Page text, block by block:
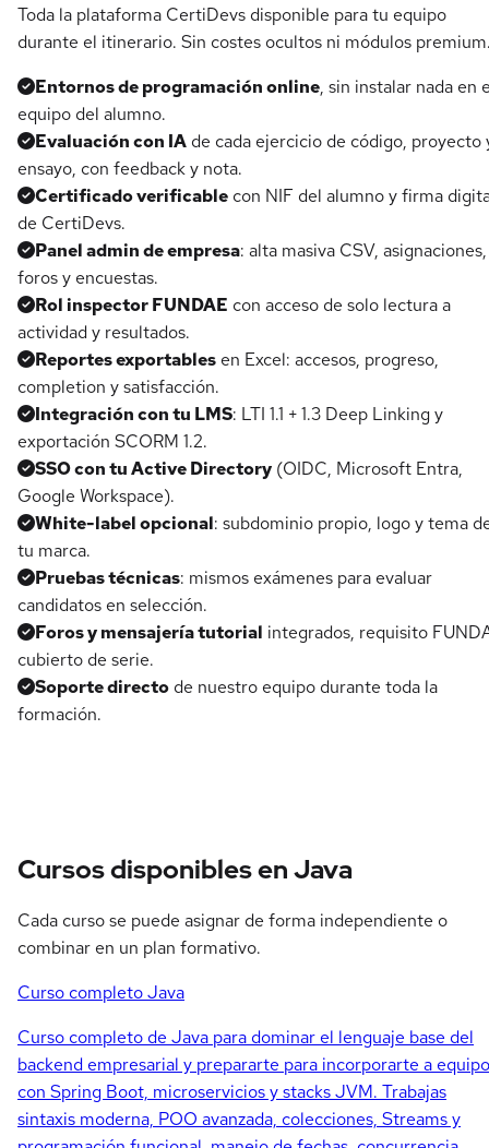
Toda la plataforma CertiDevs disponible para tu equipo
durante el itinerario. Sin costes ocultos ni módulos
Entornos de programación online, sin instalar nada en
equipo del alumno.
Evaluación con IA de cada ejercicio de código, proyecto
ensayo, con feedback y nota.
Certificado verificable con NIF del alumno y firma
de CertiDevs.
Panel admin de empresa: alta masiva CSV, asignaciones,
foros y encuestas.
Rol inspector FUNDAE con acceso de solo lectura a
actividad y resultados.
Reportes exportables en Excel: accesos, progreso,
completion y satisfacción.
Integración con tu LMS: LTI 1.1 + 1.3 Deep Linking y
exportación SCORM 1.2.
SSO con tu Active Directory (OIDC, Microsoft Entra,
Google Workspace).
White-label opcional: subdominio propio, logo y tema
tu marca.
Pruebas técnicas: mismos exámenes para evaluar
candidatos en selección.
Foros y mensajería tutorial integrados, requisito
cubierto de serie.
Soporte directo de nuestro equipo durante toda la
formación.
Cursos disponibles en Java
Cada curso se puede asignar de forma independiente o
combinar en un plan formativo.
Curso completoJava
Curso completo de Java para dominar el lenguaje base del
backend empresarial y prepararte para incorporarte a
con Spring Boot, microservicios y stacks JVM. Trabajas
sintaxis moderna, POO avanzada, colecciones, Streams y